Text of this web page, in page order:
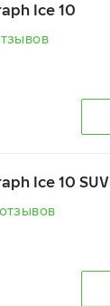
Ice 10
Ice 10 SUV
отзывов